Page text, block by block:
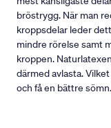
bröstrygg. När man
kroppsdelar leder
mindre rörelse samt
kroppen.
därmed avlasta.
och få en bättre sömn.